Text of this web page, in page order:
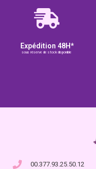
Expédition 48H*
sous réserve de stock disponible
00.377.93.25.50.12